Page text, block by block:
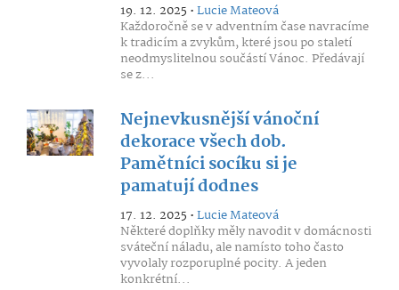
19. 12. 2025 •Lucie Mateová
Každoročně se v adventním čase navracíme
k tradicím a zvykům, které jsou po staletí
neodmyslitelnou součástí Vánoc. Předávají
se z...
Nejnevkusnější vánoční
dekorace všech dob.
Pamětníci socíku si je
pamatují dodnes
17. 12. 2025 •Lucie Mateová
Některé doplňky měly navodit v domácnosti
sváteční náladu, ale namísto toho často
vyvolaly rozporuplné pocity. A jeden
konkrétní...